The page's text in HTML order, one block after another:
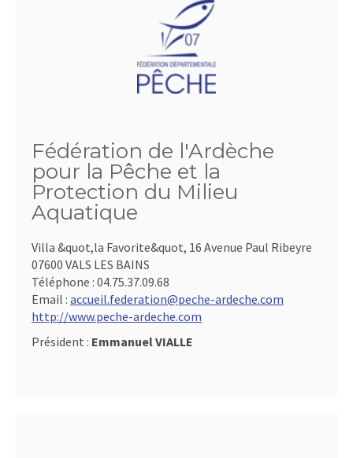
Fédération de l'Ardèche
pour la Pêche et la
Protection du Milieu
Aquatique
Villa &quot,la Favorite&quot, 16 Avenue Paul Ribeyre
07600 VALS LES BAINS
Téléphone : 04.75.37.09.68
Email : accueil.federation@peche-ardeche.com
http://www.peche-ardeche.com
Président : Emmanuel VIALLE